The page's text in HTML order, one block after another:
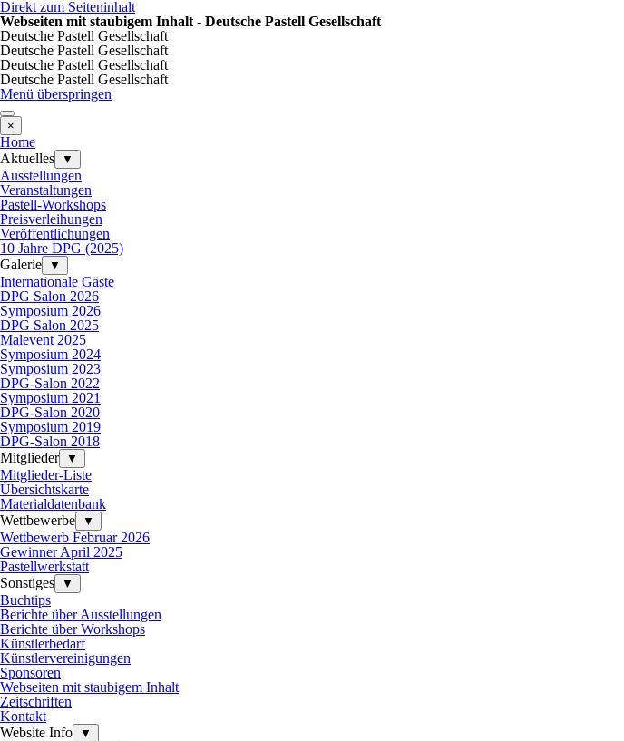
Direkt zum Seiteninhalt
Webseiten mit staubigem Inhalt - Deutsche Pastell Gesellschaft
Deutsche Pastell Gesellschaft
Deutsche Pastell Gesellschaft
Deutsche Pastell Gesellschaft
Deutsche Pastell Gesellschaft
Menü überspringen
×
Home
Aktuelles
▼
Ausstellungen
Veranstaltungen
Pastell-Workshops
Preisverleihungen
Veröffentlichungen
10 Jahre DPG (2025)
Galerie
▼
Internationale Gäste
DPG Salon 2026
Symposium 2026
DPG Salon 2025
Malevent 2025
Symposium 2024
Symposium 2023
DPG-Salon 2022
Symposium 2021
DPG-Salon 2020
Symposium 2019
DPG-Salon 2018
Mitglieder
▼
Mitglieder-Liste
Übersichtskarte
Materialdatenbank
Wettbewerbe
▼
Wettbewerb Februar 2026
Gewinner April 2025
Pastellwerkstatt
Sonstiges
▼
Buchtips
Berichte über Ausstellungen
Berichte über Workshops
Künstlerbedarf
Künstlervereinigungen
Sponsoren
Webseiten mit staubigem Inhalt
Zeitschriften
Kontakt
Website Info
▼